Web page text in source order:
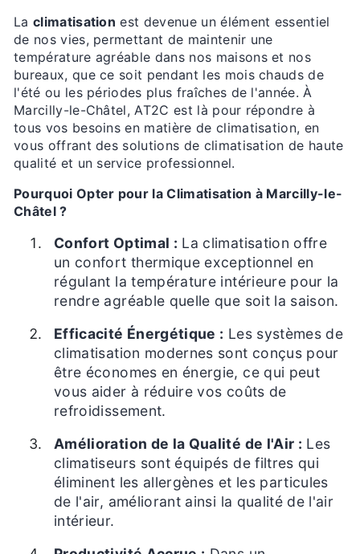
La climatisation est devenue un élément essentiel
de nos vies, permettant de maintenir une
température agréable dans nos maisons et nos
bureaux, que ce soit pendant les mois chauds de
l'été ou les périodes plus fraîches de l'année. À
Marcilly-le-Châtel, AT2C est là pour répondre à
tous vos besoins en matière de climatisation, en
vous offrant des solutions de climatisation de haute
qualité et un service professionnel.
Pourquoi Opter pour la Climatisation à Marcilly-le-
Châtel ?
Confort Optimal : La climatisation offre
un confort thermique exceptionnel en
régulant la température intérieure pour la
rendre agréable quelle que soit la saison.
Efficacité Énergétique : Les systèmes de
climatisation modernes sont conçus pour
être économes en énergie, ce qui peut
vous aider à réduire vos coûts de
refroidissement.
Amélioration de la Qualité de l'Air : Les
climatiseurs sont équipés de filtres qui
éliminent les allergènes et les particules
de l'air, améliorant ainsi la qualité de l'air
intérieur.